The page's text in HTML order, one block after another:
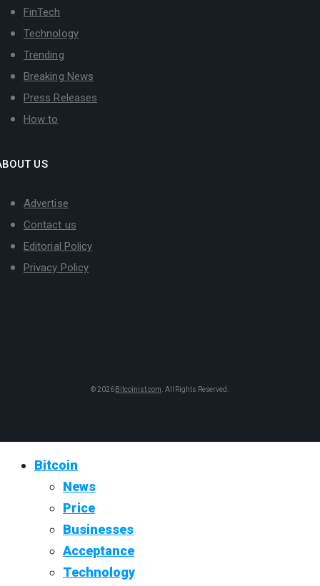
FinTech
Technology
Trending
Breaking News
Press Releases
How to
US
Advertise
Contact us
Editorial Policy
Privacy Policy
© 2026 Bitcoinist.com . All Rights Reserved.
Bitcoin
News
Price
Businesses
Acceptance
Technology